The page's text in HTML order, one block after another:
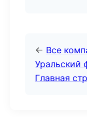
← Все
Уральский
Главная